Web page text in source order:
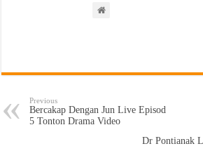
Previous
Bercakap Dengan Jun Live Episod
5 Tonton Drama Video
Dr Pontianak